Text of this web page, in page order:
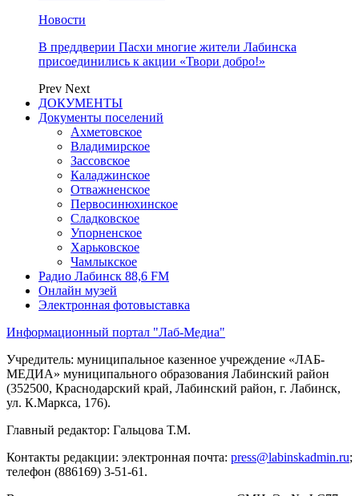
Новости
В преддверии Пасхи многие жители Лабинска
присоединились к акции «Твори добро!»
Prev Next
ДОКУМЕНТЫ
Документы поселений
Ахметовское
Владимирское
Зассовское
Каладжинское
Отважненское
Первосинюхинское
Сладковское
Упорненское
Харьковское
Чамлыкское
Радио Лабинск 88,6 FM
Онлайн музей
Электронная фотовыставка
Информационный портал "Лаб-Медиа"
Учредитель: муниципальное казенное учреждение «ЛАБ-
МЕДИА» муниципального образования Лабинский район
(352500, Краснодарский край, Лабинский район, г. Лабинск,
ул. К.Маркса, 176).
Главный редактор: Гальцова Т.М.
Контакты редакции: электронная почта: press@labinskadmin.ru;
телефон (886169) 3-51-61.